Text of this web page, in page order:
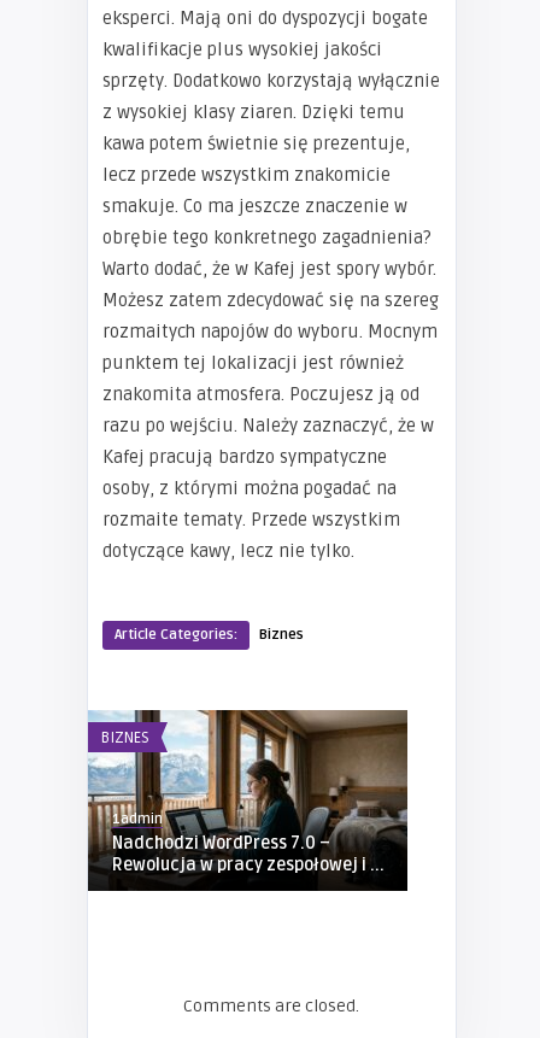
eksperci. Mają oni do dyspozycji bogate
kwalifikacje plus wysokiej jakości
sprzęty. Dodatkowo korzystają wyłącznie
z wysokiej klasy ziaren. Dzięki temu
kawa potem świetnie się prezentuje,
lecz przede wszystkim znakomicie
smakuje. Co ma jeszcze znaczenie w
obrębie tego konkretnego zagadnienia?
Warto dodać, że w Kafej jest spory wybór.
Możesz zatem zdecydować się na szereg
rozmaitych napojów do wyboru. Mocnym
punktem tej lokalizacji jest również
znakomita atmosfera. Poczujesz ją od
razu po wejściu. Należy zaznaczyć, że w
Kafej pracują bardzo sympatyczne
osoby, z którymi można pogadać na
rozmaite tematy. Przede wszystkim
dotyczące kawy, lecz nie tylko.
Article Categories: Biznes
BIZNES
1admin
Nadchodzi WordPress 7.0 –
Rewolucja w pracy zespołowej i ...
Comments are closed.